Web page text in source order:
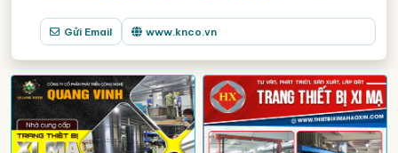
Gửi Email www.knco.vn